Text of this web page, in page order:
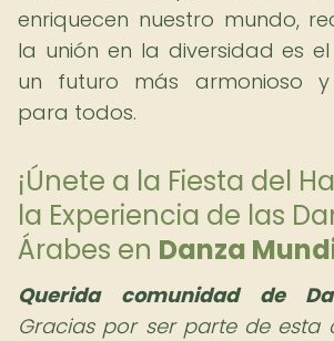
enriquecen nuestro mundo,
la unión en la diversidad es
un futuro más armonioso y
para todos.
¡Únete a la Fiesta del
la Experiencia de las
Árabes en Danza
Querida comunidad de
Gracias por ser parte de esta